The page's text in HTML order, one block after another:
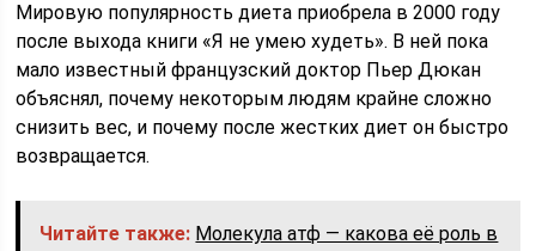
Мировую популярность диета приобрела в 2000 году
после выхода книги «Я не умею худеть». В ней пока
мало известный французский доктор Пьер Дюкан
объяснял, почему некоторым людям крайне сложно
снизить вес, и почему после жестких диет он быстро
возвращается.
Читайте также: Молекула атф — какова её роль в